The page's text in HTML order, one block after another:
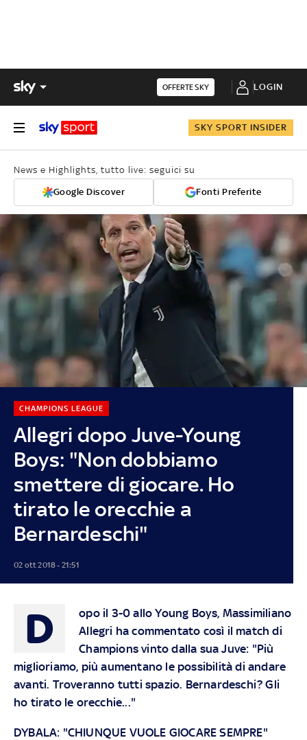
OFFERTE SKY LOGIN
SKY SPORT INSIDER
News e Highlights, tutto live: seguici su
Google Discover Fonti Preferite
Allegri dopo Juve-Young
Boys: "Non dobbiamo
smettere di giocare. Ho
tirato le orecchie a
Bernardeschi"
CHAMPIONS LEAGUE
02 ott 2018 - 21:51
D
opo il 3-0 allo Young Boys, Massimiliano
Allegri ha commentato così il match di
Champions vinto dalla sua Juve: "Più
miglioriamo, più aumentano le possibilità di andare
avanti. Troveranno tutti spazio. Bernardeschi? Gli
ho tirato le orecchie..."
DYBALA: "CHIUNQUE VUOLE GIOCARE SEMPRE"